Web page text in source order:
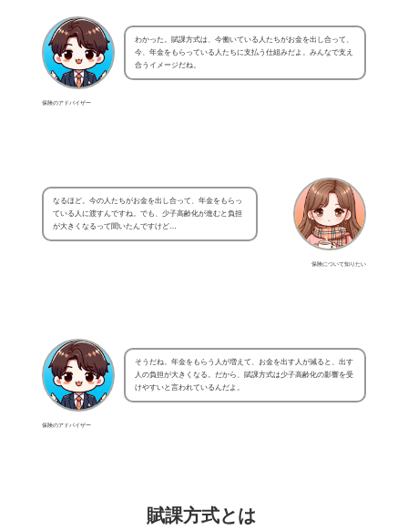
保険のアドバイザー
わかった。賦課方式は、今働いている人たちがお金を出し合って、
今、年金をもらっている人たちに支払う仕組みだよ。みんなで支え
合うイメージだね。
保険について知りたい
なるほど。今の人たちがお金を出し合って、年金をもらっ
ている人に渡すんですね。でも、少子高齢化が進むと負担
が大きくなるって聞いたんですけど…
保険のアドバイザー
そうだね。年金をもらう人が増えて、お金を出す人が減ると、出す
人の負担が大きくなる。だから、賦課方式は少子高齢化の影響を受
けやすいと言われているんだよ。
賦課方式とは